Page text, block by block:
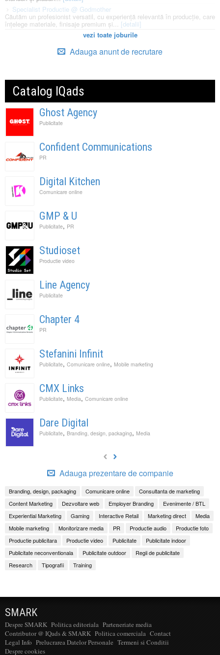
Specialist Productie @ Godmother
Căutăm un profesionist versatil, cu experiență relevantă în producție, care
înțelege materiale, finisaje premium și... [detalii]
vezi toate joburile
Adauga anunt de recrutare
Catalog IQads
Ghost Agency
Publicitate
Confident Communications
PR
Digital Kitchen
Comunicare online
GMP & U
Publicitate, PR
Studioset
Productie video
Line Agency
Publicitate
Chapter 4
PR
Stefanini Infinit
Publicitate, Comunicare online, Mobile marketing
CMX Links
Publicitate, Media, Comunicare online
Dare Digital
Publicitate, Branding, design, packaging, Media
Adauga prezentare de companie
Branding, design, packaging Comunicare online
Consultanta de marketing
Content Marketing
Dezvoltare web Employer Branding
Evenimente / BTL
Experiential Marketing
Gaming Interactive Retail Marketing direct
Media
Mobile marketing
Monitorizare media PR Productie audio
Productie foto
Productie publicitara
Productie video Publicitate
Publicitate indoor
Publicitate neconventionala
Publicitate outdoor
Regii de publicitate
Research
Tipografii Training
SMARK
Despre SMARK Politica editoriala Parteneriate media
Contributor @ IQads & SMARK Politica comerciala Contact
Legal Info Prelucrarea Datelor Personale Termeni si Conditii
Despre cookies